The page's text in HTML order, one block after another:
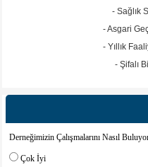
Derneğimizin Çalışmalarını Nasıl
Çok İyi
Web sitesine git
Web sitesine git
- Sağlık
- Asgari
- Yıllık
- Şifalı